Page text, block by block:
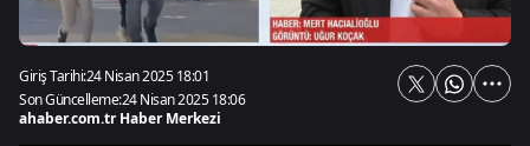
Giriş Tarihi:24 Nisan 2025 18:01
Son Güncelleme:24 Nisan 2025 18:06
ahaber.com.tr Haber Merkezi